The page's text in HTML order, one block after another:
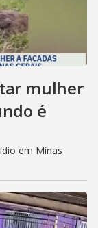
mulher
é
em Minas